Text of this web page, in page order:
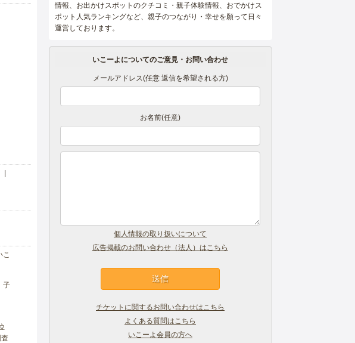
こ
子
情報、お出かけスポットのクチコミ・親子体験情報、おでかけス
ポット人気ランキングなど、親子のつながり・幸せを願って日々
運営しております。
いこーよについてのご意見・お問い合わせ
メールアドレス(任意 返信を希望される方)
お名前(任意)
個人情報の取り扱いについて
広告掲載のお問い合わせ（法人）はこちら
チケットに関するお問い合わせはこちら
よくある質問はこちら
いこーよ会員の方へ